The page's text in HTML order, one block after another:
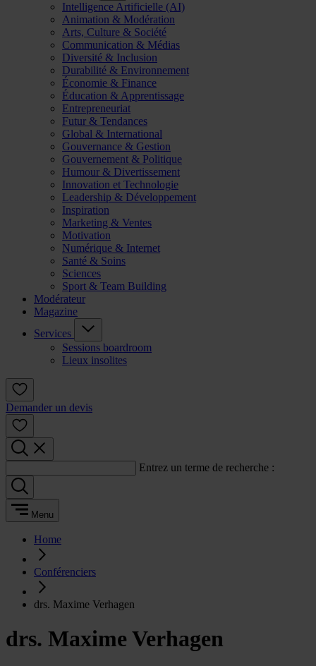
Intelligence Artificielle (AI)
Animation & Modération
Arts, Culture & Société
Communication & Médias
Diversité & Inclusion
Durabilité & Environnement
Économie & Finance
Éducation & Apprentissage
Entrepreneuriat
Futur & Tendances
Global & International
Gouvernance & Gestion
Gouvernement & Politique
Humour & Divertissement
Innovation et Technologie
Leadership & Développement
Inspiration
Marketing & Ventes
Motivation
Numérique & Internet
Santé & Soins
Sciences
Sport & Team Building
Modérateur
Magazine
Services
Sessions boardroom
Lieux insolites
Demander un devis
Entrez un terme de recherche :
Menu
Home
Conférenciers
drs. Maxime Verhagen
drs. Maxime Verhagen